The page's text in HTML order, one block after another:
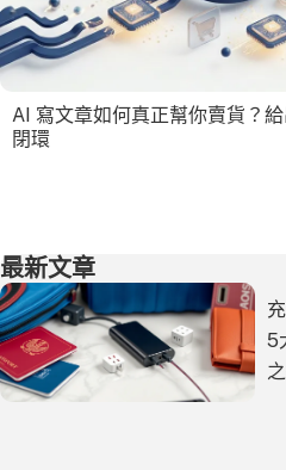
AI 寫文章如何真正幫你賣貨？
閉環
最新文章
5